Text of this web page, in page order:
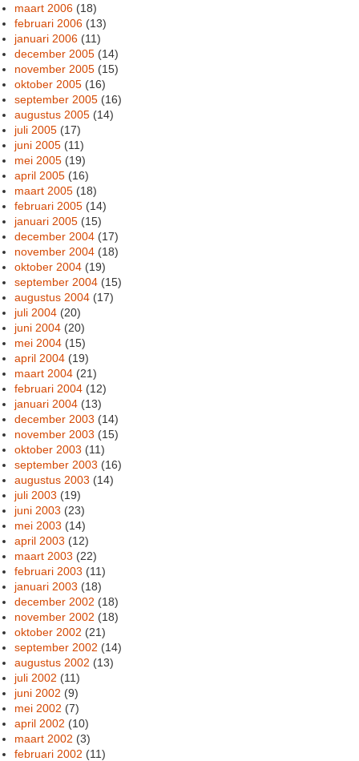
maart 2006 (18)
februari 2006 (13)
januari 2006 (11)
december 2005 (14)
november 2005 (15)
oktober 2005 (16)
september 2005 (16)
augustus 2005 (14)
juli 2005 (17)
juni 2005 (11)
mei 2005 (19)
april 2005 (16)
maart 2005 (18)
februari 2005 (14)
januari 2005 (15)
december 2004 (17)
november 2004 (18)
oktober 2004 (19)
september 2004 (15)
augustus 2004 (17)
juli 2004 (20)
juni 2004 (20)
mei 2004 (15)
april 2004 (19)
maart 2004 (21)
februari 2004 (12)
januari 2004 (13)
december 2003 (14)
november 2003 (15)
oktober 2003 (11)
september 2003 (16)
augustus 2003 (14)
juli 2003 (19)
juni 2003 (23)
mei 2003 (14)
april 2003 (12)
maart 2003 (22)
februari 2003 (11)
januari 2003 (18)
december 2002 (18)
november 2002 (18)
oktober 2002 (21)
september 2002 (14)
augustus 2002 (13)
juli 2002 (11)
juni 2002 (9)
mei 2002 (7)
april 2002 (10)
maart 2002 (3)
februari 2002 (11)